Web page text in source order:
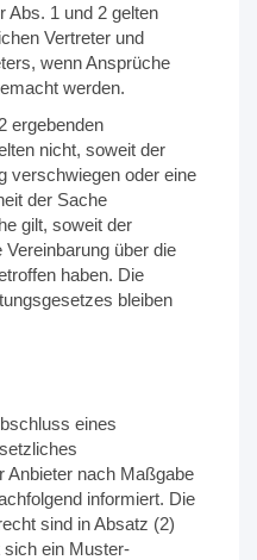
Abs. 1 und 2 gelten
Vertreter und
wenn Ansprüche
werden.
ergebenden
nicht, soweit der
verschwiegen oder eine
der Sache
gilt, soweit der
über die
haben. Die
bleiben
eines
Anbieter nach Maßgabe
informiert. Die
sind in Absatz (2)
sich ein Muster-